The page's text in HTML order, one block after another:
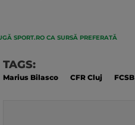
SPORT.RO CA SURSĂ PREFERATĂ
TAGS:
Marius Bilasco CFR Cluj FCSB